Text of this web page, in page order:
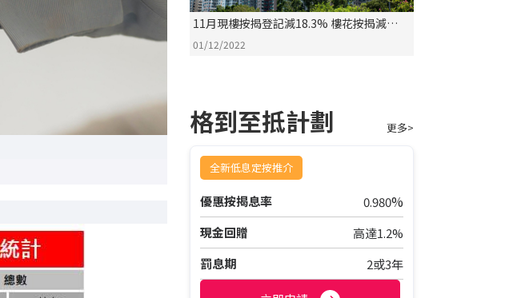
11月現樓按揭登記減18.3% 樓花按揭減
26.9%
01/12/2022
格到至抵計劃 更多>
全新低息定按推介
優惠按揭息率 0.980%
現金回贈
高達1.2%
罰息期
2或3年